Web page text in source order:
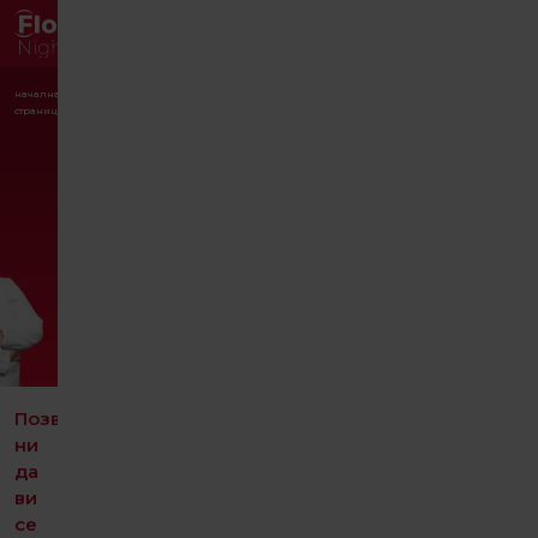
начална
страница
Позволете
ни
да
ви
се